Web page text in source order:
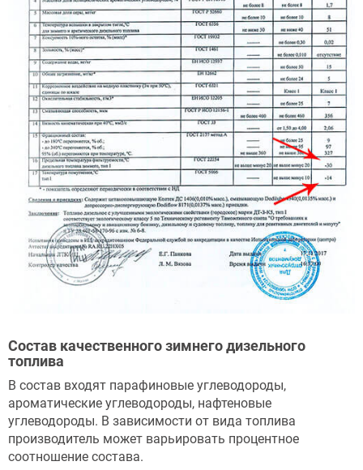
Состав качественного зимнего дизельного
топлива
В состав входят парафиновые углеводороды,
ароматические углеводороды, нафтеновые
углеводороды. В зависимости от вида топлива
производитель может варьировать процентное
соотношение состава.